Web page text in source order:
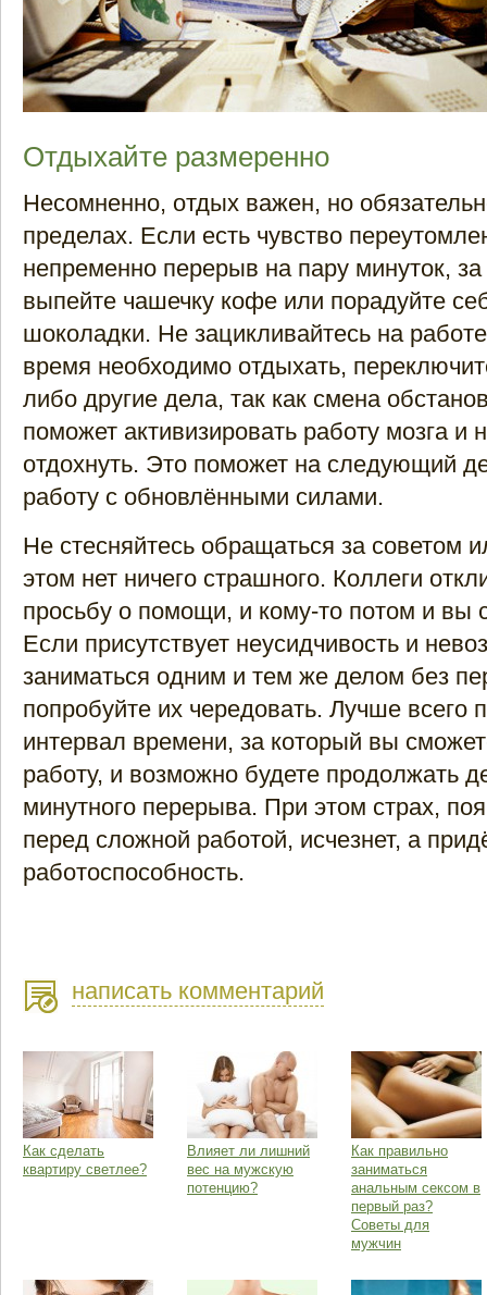
Отдыхайте размеренно
Несомненно, отдых важен, но
пределах. Если есть чувство
непременно перерыв на пару минуток,
выпейте чашечку кофе или порадуйте
шоколадки. Не зацикливайтесь на
время необходимо отдыхать,
либо другие дела, так как смена
поможет активизировать работу мозга и
отдохнуть. Это поможет на следующий
работу с обновлёнными силами.
Не стесняйтесь обращаться за советом
этом нет ничего страшного. Коллеги
просьбу о помощи, и кому-то потом и вы
Если присутствует неусидчивость и
заниматься одним и тем же делом без
попробуйте их чередовать. Лучше всего
интервал времени, за который вы
работу, и возможно будете продолжать
минутного перерыва. При этом страх,
перед сложной работой, исчезнет, а
работоспособность.
написать комментарий
Как сделать
квартиру светлее?
Влияет ли лишний
вес на мужскую
потенцию?
Как правильно
заниматься
анальным сексом в
первый раз?
Советы для
мужчин